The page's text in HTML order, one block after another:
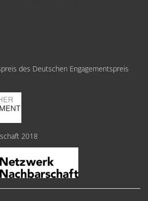
des Deutschen Engagementspreis
2018